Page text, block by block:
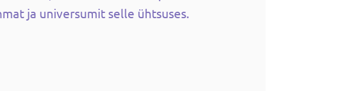
ja universumit selle ühtsuses.